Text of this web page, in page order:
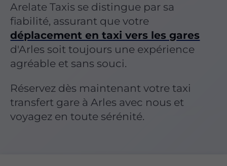
Arelate Taxis se distingue par sa
fiabilité, assurant que votre
déplacement en taxi vers les gares
d'Arles soit toujours une expérience
agréable et sans souci.
Réservez dès maintenant votre taxi
transfert gare à Arles avec nous et
voyagez en toute sérénité.